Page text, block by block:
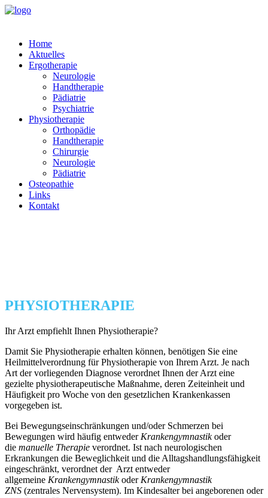
Home
Aktuelles
Ergotherapie
Neurologie
Handtherapie
Pädiatrie
Psychiatrie
Physiotherapie
Orthopädie
Handtherapie
Chirurgie
Neurologie
Pädiatrie
Osteopathie
Links
Kontakt
PHYSIOTHERAPIE
Ihr Arzt empfiehlt Ihnen Physiotherapie?
Damit Sie Physiotherapie erhalten können, benötigen Sie eine
Heilmittelverordnung für Physiotherapie von Ihrem Arzt. Je nach
Art der vorliegenden Diagnose verordnet Ihnen der Arzt eine
gezielte physiotherapeutische Maßnahme, deren Zeiteinheit und
Häufigkeit pro Woche von den gesetzlichen Krankenkassen
vorgegeben ist.
Bei Bewegungseinschränkungen und/oder Schmerzen bei
Bewegungen wird häufig entweder Krankengymnastikoder
die manuelle Therapie verordnet. Ist nach neurologischen
Erkrankungen die Beweglichkeit und die Alltagshandlungsfähigkeit
eingeschränkt, verordnet der Arzt entweder
allgemeine Krankengymnastikoder Krankengymnastik
ZNS (zentrales Nervensystem). Im Kindesalter bei angeborenen oder